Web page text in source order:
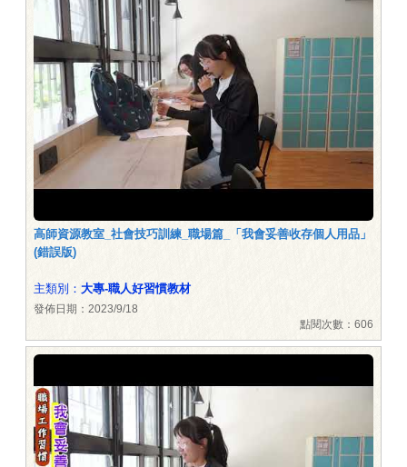
高師資源教室_社會技巧訓練_職場篇_「我會妥善收存個人用品」
(錯誤版)
主類別： 大專-職人好習慣教材
發佈日期：2023/9/18
點閱次數：606